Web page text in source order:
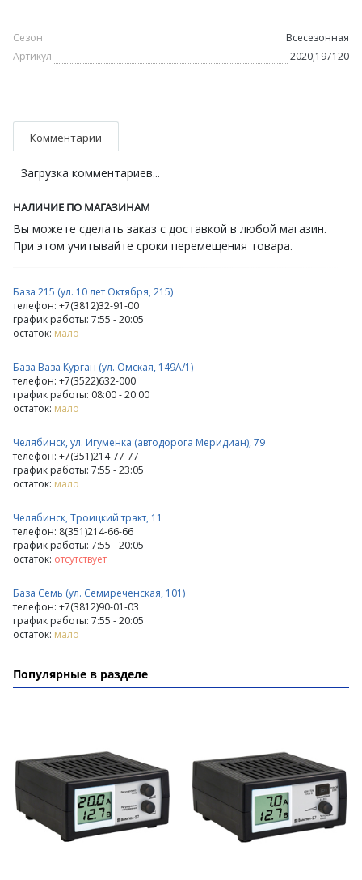
Сезон
Всесезонная
Артикул
2020;197120
Комментарии
Загрузка комментариев...
НАЛИЧИЕ ПО МАГАЗИНАМ
Вы можете сделать заказ с доставкой в любой магазин.
При этом учитывайте сроки перемещения товара.
База 215 (ул. 10 лет Октября, 215)
телефон: +7(3812)32-91-00
график работы: 7:55 - 20:05
остаток: мало
База Ваза Курган (ул. Омская, 149А/1)
телефон: +7(3522)632-000
график работы: 08:00 - 20:00
остаток: мало
Челябинск, ул. Игуменка (автодорога Меридиан), 79
телефон: +7(351)214-77-77
график работы: 7:55 - 23:05
остаток: мало
Челябинск, Троицкий тракт, 11
телефон: 8(351)214-66-66
график работы: 7:55 - 20:05
остаток: отсутствует
База Семь (ул. Семиреченская, 101)
телефон: +7(3812)90-01-03
график работы: 7:55 - 20:05
остаток: мало
Популярные в разделе